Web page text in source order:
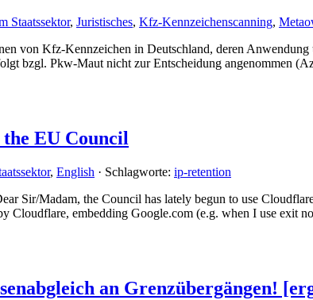
Staatssektor, Juristisches, Kfz-Kennzeichenscanning,
von Kfz-Kennzeichen in Deutschland, deren
bzgl. Pkw-Maut nicht zur Entscheidung angenommen
EU Council
, English · Schlagworte: ip-retention
Sir/Madam, the Council has lately begun to use
Cloudflare, embedding Google.com (e.g. when I use
an Grenzübergängen!